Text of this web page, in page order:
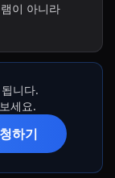
이 아니라
니다.
세요.
하기